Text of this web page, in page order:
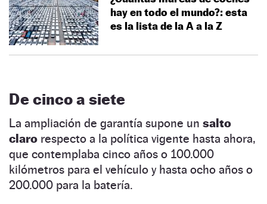
hay en todo el mundo?: esta
es la lista de la A a la Z
De cinco a siete
La ampliación de garantía supone un salto
claro respecto a la política vigente hasta ahora,
que contemplaba cinco años o 100.000
kilómetros para el vehículo y hasta ocho años o
200.000 para la batería.